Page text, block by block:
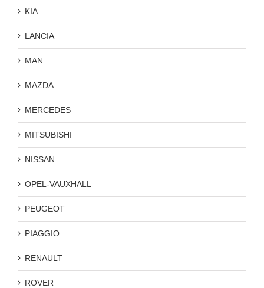
KIA
LANCIA
MAN
MAZDA
MERCEDES
MITSUBISHI
NISSAN
OPEL-VAUXHALL
PEUGEOT
PIAGGIO
RENAULT
ROVER